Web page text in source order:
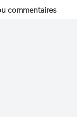
commentaires